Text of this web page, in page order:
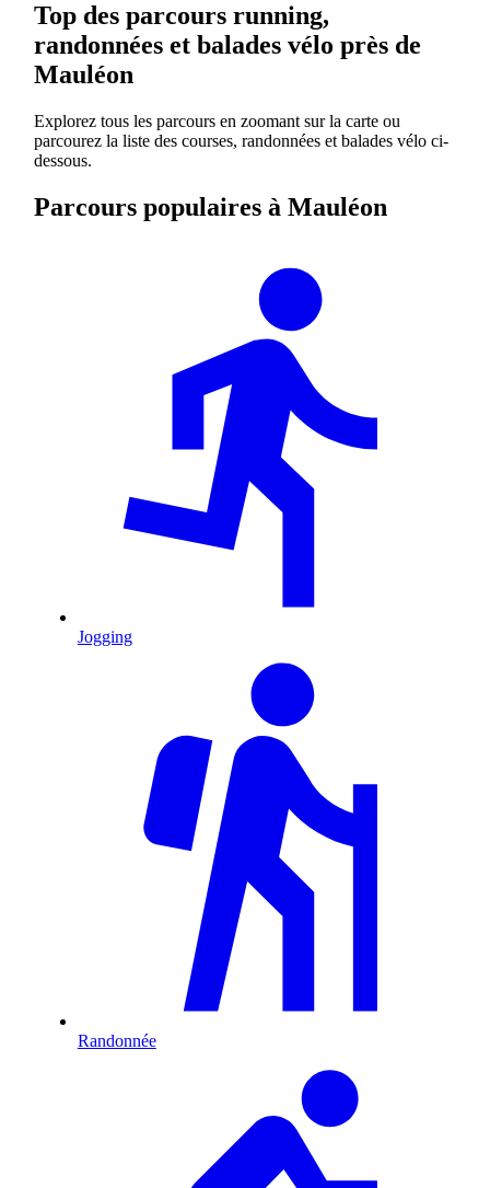
Top des parcours running,
randonnées et balades vélo près de
Mauléon
Explorez tous les parcours en zoomant sur la carte ou
parcourez la liste des courses, randonnées et balades vélo ci-
dessous.
Parcours populaires à Mauléon
Jogging
Randonnée